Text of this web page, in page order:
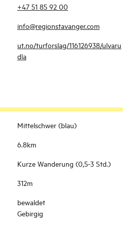
+47 51 85 92 00
info@regionstavanger.com
ut.no/turforslag/116126938/ulvaru
dla
Mittelschwer (blau)
6.8km
Kurze Wanderung (0,5-3 Std.)
312m
bewaldet
Gebirgig